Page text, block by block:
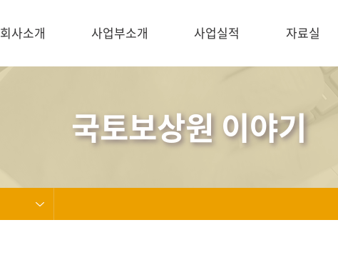
회사소개 사업부소개 사업실적 자료실
국토보상원 이야기